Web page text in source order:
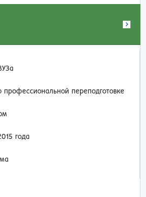
профессиональной переподготовке
года